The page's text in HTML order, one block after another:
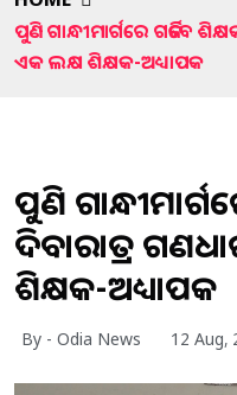
ପୁଣି ଗାନ୍ଧୀମାର୍ଗରେ ଗର୍ଜିବେ
ଏକ ଲକ୍ଷ ଶିକ୍ଷକ-ଅଧ୍ୟାପକ
ପୁଣି
ଦିବାରାତ୍ର
ଶିକ୍ଷକ-ଅଧ୍ୟାପକ
By - Odia News 12 Aug,